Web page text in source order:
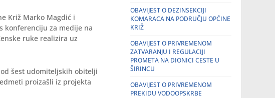
Križ Marko Magdić i
konferenciju za medije na
ruke realizira uz
šest udomiteljskih obitelji
proizašli iz projekta
OBAVIJEST O DEZINSEKCIJI
KOMARACA NA PODRUČJU OPĆINE
KRIŽ
OBAVIJEST O PRIVREMENOM
ZATVARANJU I REGULACIJI
PROMETA NA DIONICI CESTE U
ŠIRINCU
OBAVIJEST O PRIVREMENOM
PREKIDU VODOOPSKRBE